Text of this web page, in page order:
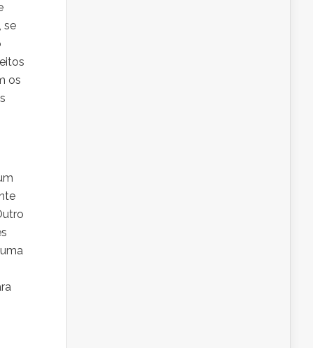
se
os